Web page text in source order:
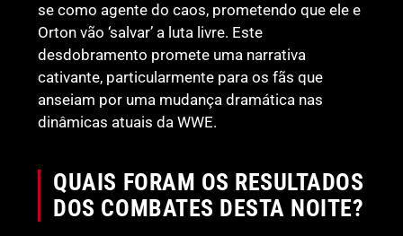
se como agente do caos, prometendo que ele e
Orton vão ‘salvar’ a luta livre. Este
desdobramento promete uma narrativa
cativante, particularmente para os fãs que
anseiam por uma mudança dramática nas
dinâmicas atuais da WWE.
QUAIS FORAM OS RESULTADOS
DOS COMBATES DESTA NOITE?